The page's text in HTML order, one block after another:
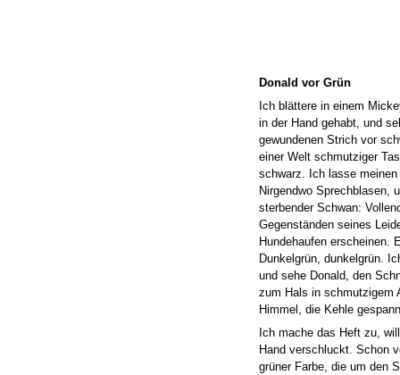
Donald vor Grün
Ich blättere in einem
in der Hand gehabt, und
gewundenen Strich vor
einer Welt schmutziger
schwarz. Ich lasse
Nirgendwo Sprechblasen,
sterbender Schwan:
Gegenständen seines
Hundehaufen erscheinen.
Dunkelgrün, dunkelgrün.
und sehe Donald, den
zum Hals in schmutzigem
Himmel, die Kehle
Ich mache das Heft zu,
Hand verschluckt. Schon
grüner Farbe, die um den